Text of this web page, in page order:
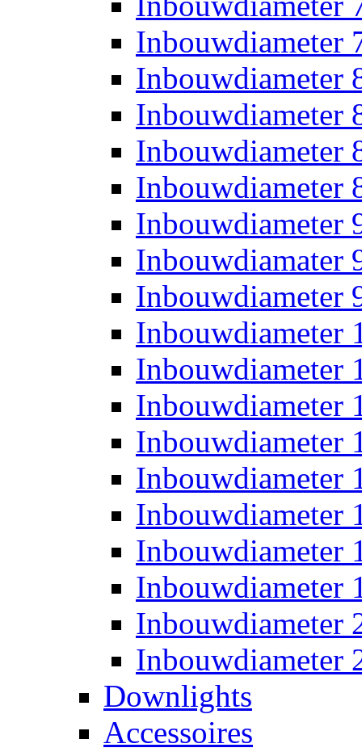
Inbouwdiameter
Inbouwdiameter
Inbouwdiameter
Inbouwdiameter
Inbouwdiameter
Inbouwdiameter
Inbouwdiamater
Inbouwdiameter
Inbouwdiameter
Inbouwdiameter
Inbouwdiameter
Inbouwdiameter
Inbouwdiameter
Inbouwdiameter
Inbouwdiameter
Inbouwdiameter
Inbouwdiameter
Inbouwdiameter
Downlights
Accessoires